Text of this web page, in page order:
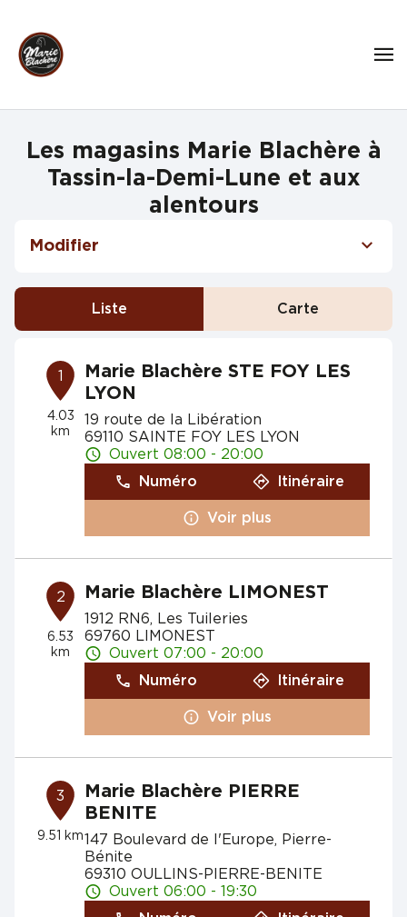
Les magasins Marie Blachère à
Tassin-la-Demi-Lune et aux
alentours
Modifier
Liste Carte
1
4.03
km
Marie Blachère STE FOY LES
LYON
19 route de la Libération
69110 SAINTE FOY LES LYON
Ouvert 08:00 - 20:00
Numéro
Itinéraire
Voir plus
2
6.53
km
Marie Blachère LIMONEST
1912 RN6, Les Tuileries
69760 LIMONEST
Ouvert 07:00 - 20:00
Numéro
Itinéraire
Voir plus
3
9.51 km
Marie Blachère PIERRE
BENITE
147 Boulevard de l'Europe, Pierre-
Bénite
69310 OULLINS-PIERRE-BENITE
Ouvert 06:00 - 19:30